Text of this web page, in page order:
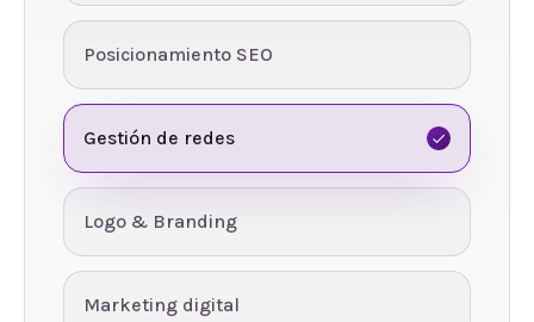
Posicionamiento SEO
Gestión de redes
Logo & Branding
Marketing digital